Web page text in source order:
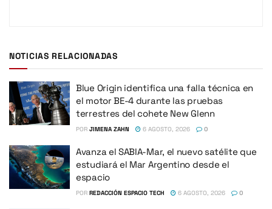
NOTICIAS RELACIONADAS
Blue Origin identifica una falla técnica en
el motor BE-4 durante las pruebas
terrestres del cohete New Glenn
POR JIMENA ZAHN 6 AGOSTO, 2026 0
Avanza el SABIA-Mar, el nuevo satélite que
estudiará el Mar Argentino desde el
espacio
POR REDACCIÓN ESPACIO TECH 6 AGOSTO, 2026 0